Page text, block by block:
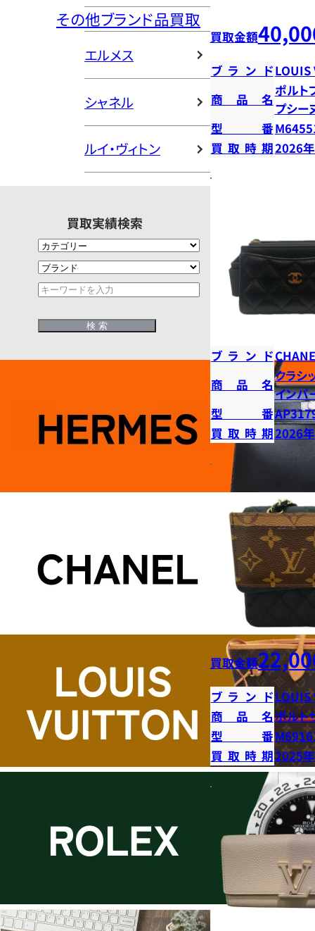
その他ブランド品買取
エルメス
シャネル
ルイ・ヴィトン
買取実績検索
買取金額
ブランドLOUIS
商品名
ポルト
プシー
型番
買取時期2026
ブランド
商品名
クラシ
インパ
型番
買取時期2026
買取金額
ブランドLOUIS
商品名ポルト
型番
買取時期2025